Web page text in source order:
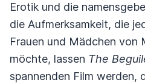
Erotik und die
die Aufmerksamkeit, die
Frauen und Mädchen von
möchte, lassen The
spannenden Film werden,